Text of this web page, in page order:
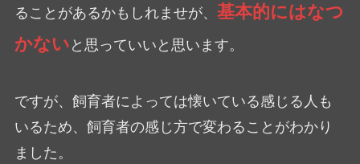
ることがあるかもしれませが、 基本的にはなつ
かない と思っていいと思います。
ですが、飼育者によっては懐いている感じる人も
いるため、飼育者の感じ方で変わることがわかり
ました。